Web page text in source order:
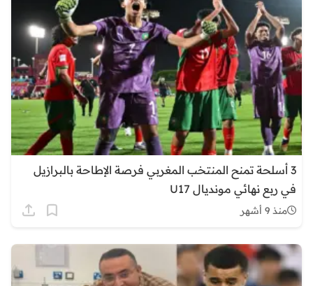
3 أسلحة تمنح المنتخب المغربي فرصة الإطاحة بالبرازيل
في ربع نهائي مونديال U17
منذ 9 أشهر